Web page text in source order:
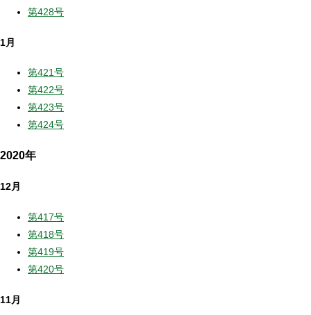
第428号
1月
第421号
第422号
第423号
第424号
2020年
12月
第417号
第418号
第419号
第420号
11月